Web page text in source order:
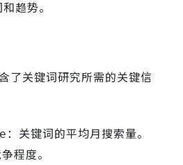
趋势。
了关键词研究所需的关键信
：关键词的平均月搜索量。
程度。